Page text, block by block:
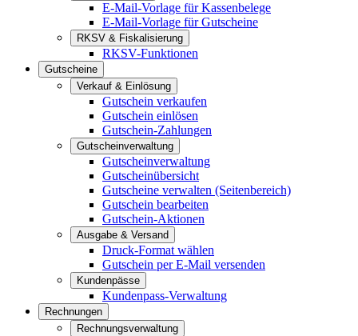
E-Mail-Vorlage für Kassenbelege
E-Mail-Vorlage für Gutscheine
RKSV & Fiskalisierung
RKSV-Funktionen
Gutscheine
Verkauf & Einlösung
Gutschein verkaufen
Gutschein einlösen
Gutschein-Zahlungen
Gutscheinverwaltung
Gutscheinverwaltung
Gutscheinübersicht
Gutscheine verwalten (Seitenbereich)
Gutschein bearbeiten
Gutschein-Aktionen
Ausgabe & Versand
Druck-Format wählen
Gutschein per E-Mail versenden
Kundenpässe
Kundenpass-Verwaltung
Rechnungen
Rechnungsverwaltung